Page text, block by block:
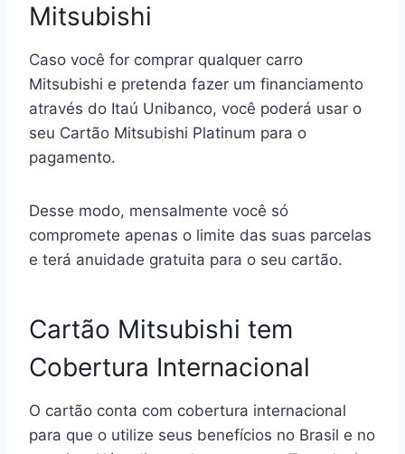
Mitsubishi
Caso você for comprar qualquer carro
Mitsubishi e pretenda fazer um financiamento
através do Itaú Unibanco, você poderá usar o
seu Cartão Mitsubishi Platinum para o
pagamento.
Desse modo, mensalmente você só
compromete apenas o limite das suas parcelas
e terá anuidade gratuita para o seu cartão.
Cartão Mitsubishi tem
Cobertura Internacional
O cartão conta com cobertura internacional
para que o utilize seus benefícios no Brasil e no